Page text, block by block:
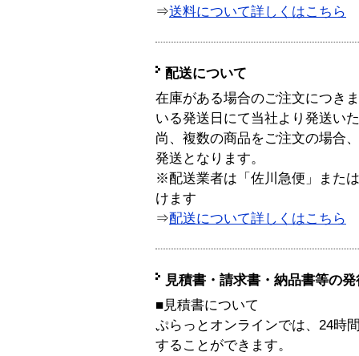
⇒送料について詳しくはこちら
配送について
在庫がある場合のご注文につき
いる発送日にて当社より発送い
尚、複数の商品をご注文の場合
発送となります。
※配送業者は「佐川急便」また
けます
⇒配送について詳しくはこちら
見積書・請求書・納品書等の
■見積書について
ぷらっとオンラインでは、24時
することができます。